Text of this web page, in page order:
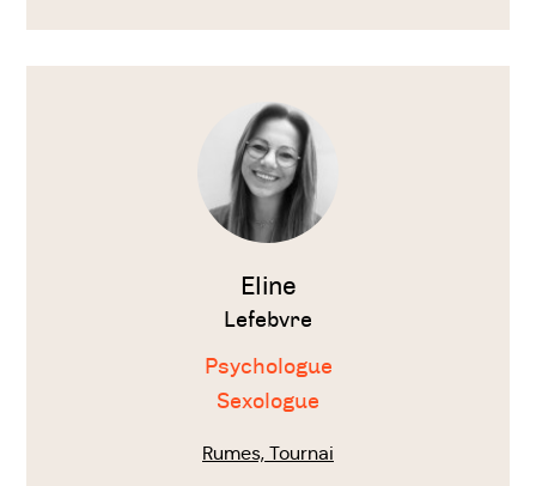
Voir
Eline
Lefebvre
Psychologue
Sexologue
Rumes, Tournai